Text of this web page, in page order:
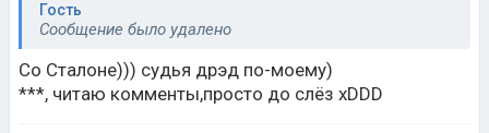
Гость
Сообщение было удалено
Со Сталоне))) судья дрэд по-моему)
***, читаю комменты,просто до слёз xDDD